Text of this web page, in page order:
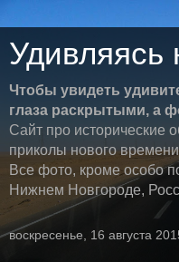
Удивляясь
Чтобы увидеть
глаза раскрытыми, а
Сайт про исторические
приколы нового времени
Все фото, кроме особо
Нижнем Новгороде,
воскресенье, 16 августа